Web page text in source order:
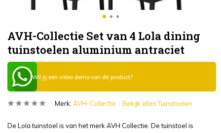
AVH-Collectie Set van 4 Lola dining
tuinstoelen aluminium antraciet
Wil jij een video demo van dit product?
Merk: AVH-Collectie Bekijk alles Tuinstoelen
De Lola tuinstoel is van het merk AVH Collectie. De tuinstoel is